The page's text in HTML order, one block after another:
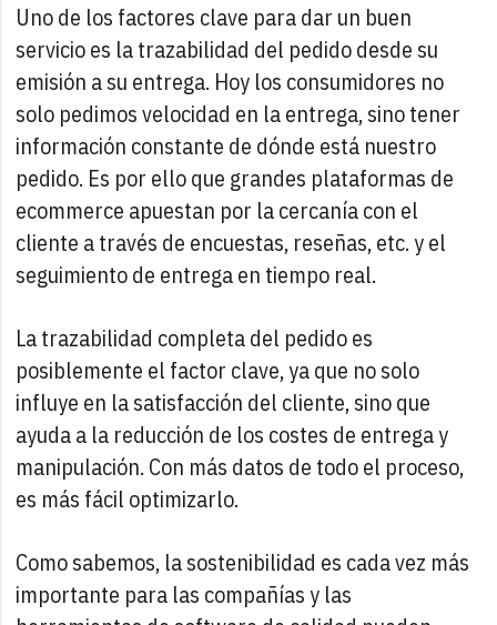
Uno de los factores clave para dar un buen
servicio es la trazabilidad del pedido desde su
emisión a su entrega. Hoy los consumidores no
solo pedimos velocidad en la entrega, sino tener
información constante de dónde está nuestro
pedido. Es por ello que grandes plataformas de
ecommerce apuestan por la cercanía con el
cliente a través de encuestas, reseñas, etc. y el
seguimiento de entrega en tiempo real.
La trazabilidad completa del pedido es
posiblemente el factor clave, ya que no solo
influye en la satisfacción del cliente, sino que
ayuda a la reducción de los costes de entrega y
manipulación. Con más datos de todo el proceso,
es más fácil optimizarlo.
Como sabemos, la sostenibilidad es cada vez más
importante para las compañías y las